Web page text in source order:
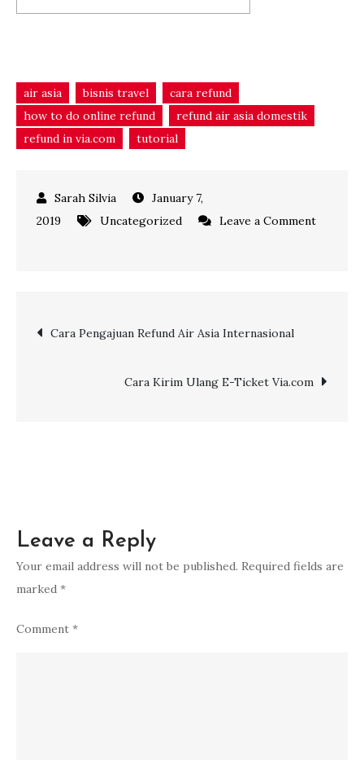
air asia bisnis travel
cara refund
how to do online refund
refund air asia domestik
refund in via.com
tutorial
January 7,
2019
Uncategorized
Leave a Comment
Bagasi
Post
navigation
Cara Pengajuan Refund Air Asia Internasional
Cara Kirim Ulang E-Ticket Via.com
Leave a Reply
Your email address will not be published. Required fields are
marked *
Comment *